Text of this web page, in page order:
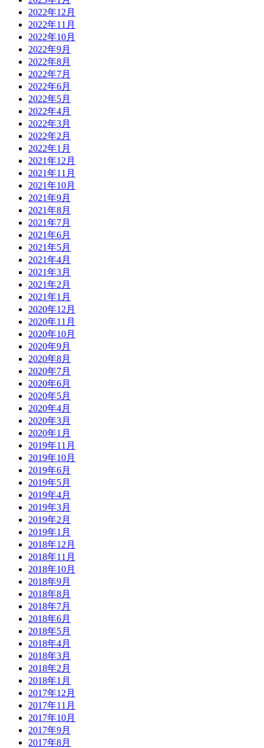
2022年12月
2022年11月
2022年10月
2022年9月
2022年8月
2022年7月
2022年6月
2022年5月
2022年4月
2022年3月
2022年2月
2022年1月
2021年12月
2021年11月
2021年10月
2021年9月
2021年8月
2021年7月
2021年6月
2021年5月
2021年4月
2021年3月
2021年2月
2021年1月
2020年12月
2020年11月
2020年10月
2020年9月
2020年8月
2020年7月
2020年6月
2020年5月
2020年4月
2020年3月
2020年1月
2019年11月
2019年10月
2019年6月
2019年5月
2019年4月
2019年3月
2019年2月
2019年1月
2018年12月
2018年11月
2018年10月
2018年9月
2018年8月
2018年7月
2018年6月
2018年5月
2018年4月
2018年3月
2018年2月
2018年1月
2017年12月
2017年11月
2017年10月
2017年9月
2017年8月